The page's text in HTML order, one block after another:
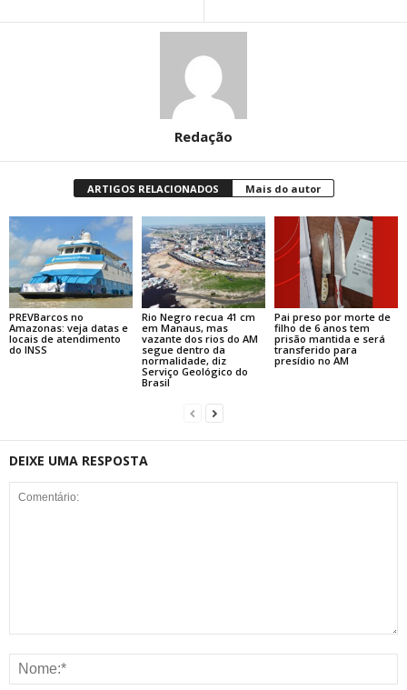
Redação
ARTIGOS RELACIONADOS Mais do autor
PREVBarcos no
Amazonas: veja datas e
locais de atendimento
do INSS
Rio Negro recua 41 cm
em Manaus, mas
vazante dos rios do AM
segue dentro da
normalidade, diz
Serviço Geológico do
Brasil
Pai preso por morte de
filho de 6 anos tem
prisão mantida e será
transferido para
presídio no AM
DEIXE UMA RESPOSTA